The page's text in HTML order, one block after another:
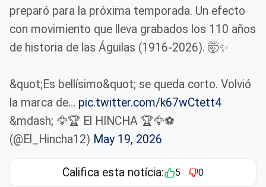
preparó para la próxima temporada. Un efecto
con movimiento que lleva grabados los 110 años
de historia de las Águilas (1916-2026). 🤯✨
​&quot;Es bellísimo&quot; se queda corto. Volvió
la marca de… pic.twitter.com/k67wCtett4
&mdash; 🦅🏆 El HINCHA 🏆🦅⚽
(@El_Hincha12) May 19, 2026
Califica esta notícia: 5 0